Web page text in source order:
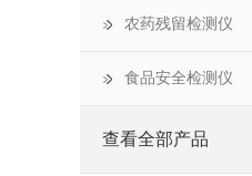
农药残留检测仪
食品安全检测仪
查看全部产品